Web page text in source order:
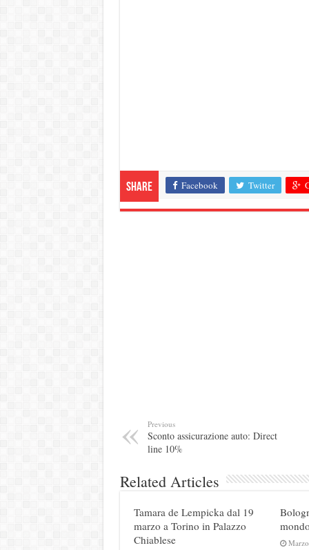
Share Facebook Twitter
Previous
Sconto assicurazione auto: Direct
line 10%
Related Articles
Tamara de Lempicka dal 19
marzo a Torino in Palazzo
Chiablese